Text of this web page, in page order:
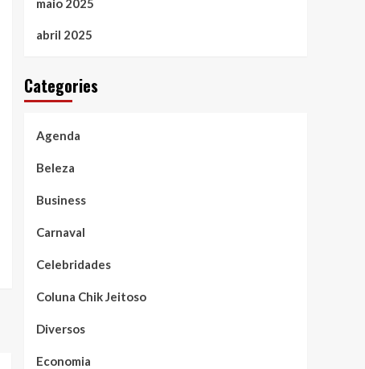
maio 2025
abril 2025
Categories
Agenda
Beleza
Business
Carnaval
Celebridades
Coluna Chik Jeitoso
Diversos
Economia